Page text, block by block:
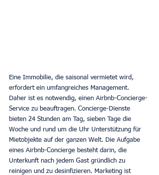
Eine Immobilie, die saisonal vermietet wird,
erfordert ein umfangreiches Management.
Daher ist es notwendig, einen Airbnb-Concierge-
Service zu beauftragen. Concierge-Dienste
bieten 24 Stunden am Tag, sieben Tage die
Woche und rund um die Uhr Unterstützung für
Mietobjekte auf der ganzen Welt. Die Aufgabe
eines Airbnb-Concierge besteht darin, die
Unterkunft nach jedem Gast gründlich zu
reinigen und zu desinfizieren. Marketing ist